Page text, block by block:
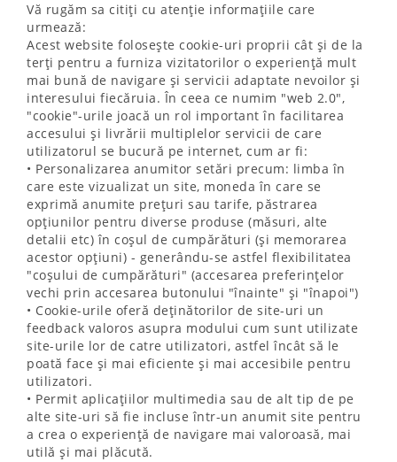
Vă rugăm sa citiți cu atenție informațiile care
urmează:
Acest website folosește cookie-uri proprii cât și de la
terți pentru a furniza vizitatorilor o experiență mult
mai bună de navigare și servicii adaptate nevoilor și
interesului fiecăruia. În ceea ce numim "web 2.0",
"cookie"-urile joacă un rol important în facilitarea
accesului și livrării multiplelor servicii de care
utilizatorul se bucură pe internet, cum ar fi:
• Personalizarea anumitor setări precum: limba în
care este vizualizat un site, moneda în care se
exprimă anumite prețuri sau tarife, păstrarea
opțiunilor pentru diverse produse (măsuri, alte
detalii etc) în coșul de cumpărături (și memorarea
acestor opțiuni) - generându-se astfel flexibilitatea
"coșului de cumpărături" (accesarea preferințelor
vechi prin accesarea butonului "înainte" și "înapoi")
• Cookie-urile oferă deținătorilor de site-uri un
feedback valoros asupra modului cum sunt utilizate
site-urile lor de catre utilizatori, astfel încât să le
poată face și mai eficiente și mai accesibile pentru
utilizatori.
• Permit aplicațiilor multimedia sau de alt tip de pe
alte site-uri să fie incluse într-un anumit site pentru
a crea o experiență de navigare mai valoroasă, mai
utilă și mai plăcută.